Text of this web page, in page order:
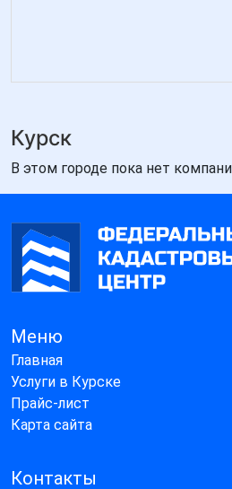
Курск
В этом городе пока нет
Меню
Главная
Услуги в Курске
Прайс-лист
Карта сайта
Контакты